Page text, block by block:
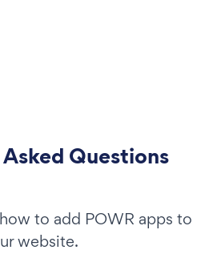
Questions
to add POWR apps to
website.